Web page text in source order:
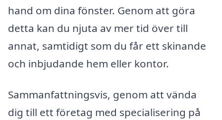
hand om dina fönster. Genom att göra
detta kan du njuta av mer tid över till
annat, samtidigt som du får ett skinande
och inbjudande hem eller kontor.
Sammanfattningsvis, genom att vända
dig till ett företag med specialisering på